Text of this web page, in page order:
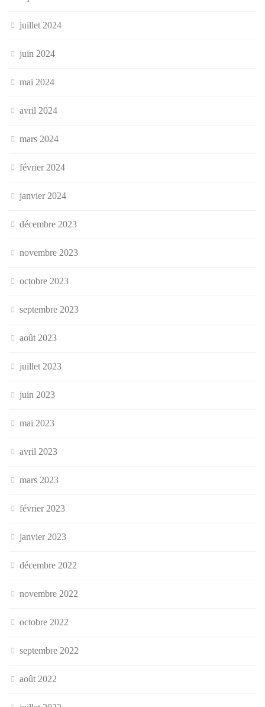
juillet 2024
juin 2024
mai 2024
avril 2024
mars 2024
février 2024
janvier 2024
décembre 2023
novembre 2023
octobre 2023
septembre 2023
août 2023
juillet 2023
juin 2023
mai 2023
avril 2023
mars 2023
février 2023
janvier 2023
décembre 2022
novembre 2022
octobre 2022
septembre 2022
août 2022